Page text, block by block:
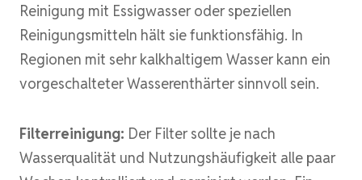
Reinigung mit Essigwasser oder speziellen
Reinigungsmitteln hält sie funktionsfähig. In
Regionen mit sehr kalkhaltigem Wasser kann ein
vorgeschalteter Wasserenthärter sinnvoll sein.
Filterreinigung: Der Filter sollte je nach
Wasserqualität und Nutzungshäufigkeit alle paar